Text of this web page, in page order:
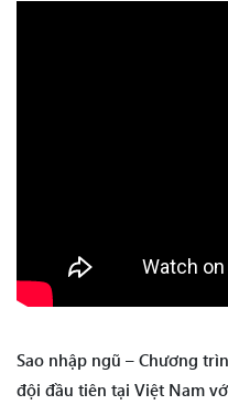
Sao nhập ngũ – Chương
đội đầu tiên tại Việt Nam